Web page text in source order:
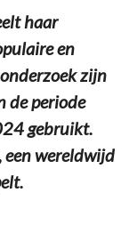
haar
en
zijn
de periode
gebruikt.
een wereldwijd